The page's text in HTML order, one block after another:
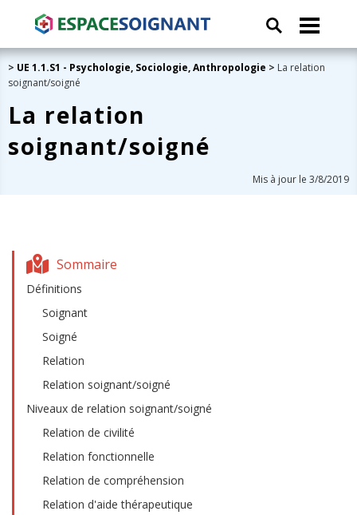
> UE 1.1.S1 - Psychologie, Sociologie, Anthropologie > La relation
soignant/soigné
La relation
soignant/soigné
Mis à jour le 3/8/2019
Sommaire
Définitions
Soignant
Soigné
Relation
Relation soignant/soigné
Niveaux de relation soignant/soigné
Relation de civilité
Relation fonctionnelle
Relation de compréhension
Relation d'aide thérapeutique